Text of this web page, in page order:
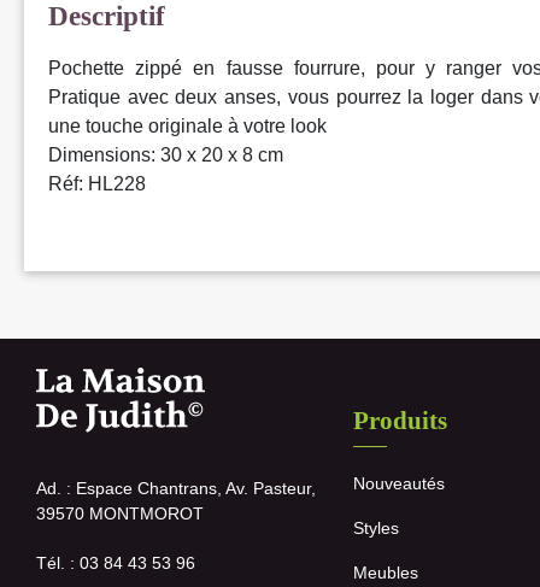
Descriptif
Pochette zippé en fausse fourrure, pour y ranger
Pratique avec deux anses, vous pourrez la loger dans
une touche originale à votre look
Dimensions: 30 x 20 x 8 cm
Réf: HL228
Ad. : Espace Chantrans, Av. Pasteur,
39570 MONTMOROT
Tél. : 03 84 43 53 96
Produits
Nouveautés
Styles
Meubles